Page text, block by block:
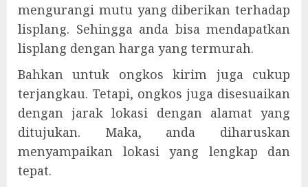
mengurangi mutu yang diberikan terhadap
lisplang. Sehingga anda bisa mendapatkan
lisplang dengan harga yang termurah.
Bahkan untuk ongkos kirim juga cukup
terjangkau. Tetapi, ongkos juga disesuaikan
dengan jarak lokasi dengan alamat yang
ditujukan. Maka, anda diharuskan
menyampaikan lokasi yang lengkap dan
tepat.